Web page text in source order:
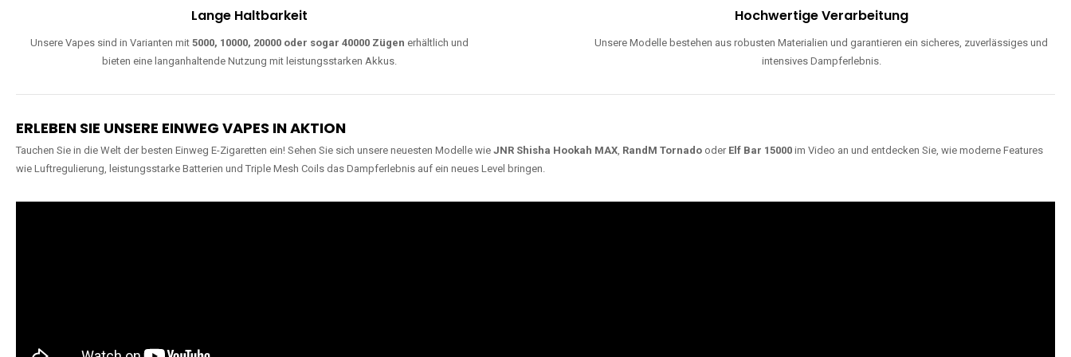
Lange Haltbarkeit
Unsere Vapes sind in Varianten mit5000, 10000, 20000 oder sogar 40000 Zügen erhältlich und
bieten eine langanhaltende Nutzung mit leistungsstarken Akkus.
Hochwertige Verarbeitung
Unsere Modelle bestehen aus robusten Materialien und garantieren ein sicheres, zuverlässiges und
intensives Dampferlebnis.
ERLEBEN SIE UNSERE EINWEG VAPES IN AKTION
Tauchen Sie in die Welt der besten Einweg E-Zigaretten ein! Sehen Sie sich unsere neuesten Modelle wie JNR Shisha Hookah MAX, RandM Tornado oder Elf Bar 15000 im Video an und entdecken Sie, wie moderne Features
wie Luftregulierung, leistungsstarke Batterien und Triple Mesh Coils das Dampferlebnis auf ein neues Level bringen.